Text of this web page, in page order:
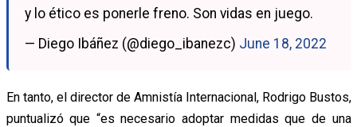
y lo ético es ponerle freno. Son vidas en juego.
— Diego Ibáñez (@diego_ibanezc) June 18, 2022
En tanto, el director de Amnistía Internacional, Rodrigo Bustos,
puntualizó que “es necesario adoptar medidas que de una